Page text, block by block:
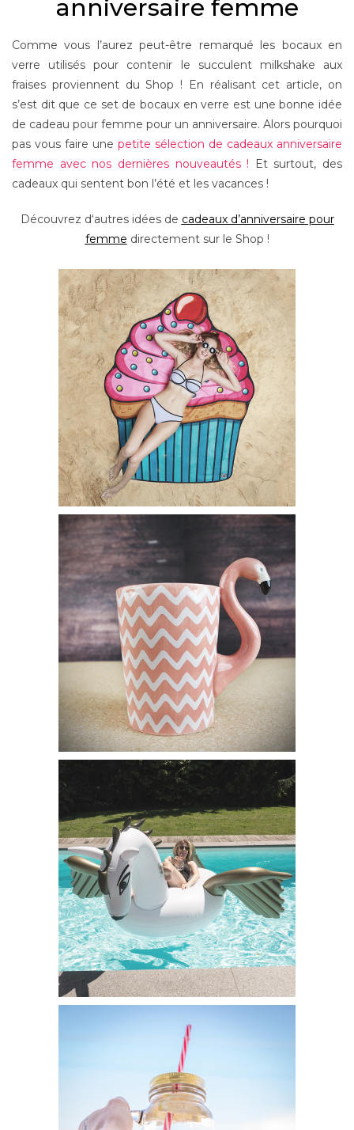
anniversaire femme
Comme vous l’aurez peut-être remarqué les bocaux en
verre utilisés pour contenir le succulent milkshake aux
fraises proviennent du Shop ! En réalisant cet article, on
s’est dit que ce set de bocaux en verre est une bonne idée
de cadeau pour femme pour un anniversaire. Alors pourquoi
pas vous faire une petite sélection de cadeaux anniversaire
femme avec nos dernières nouveautés ! Et surtout, des
cadeaux qui sentent bon l’été et les vacances !
Découvrez d‘autres idées de cadeaux d’anniversaire pour
femme directement sur le Shop !